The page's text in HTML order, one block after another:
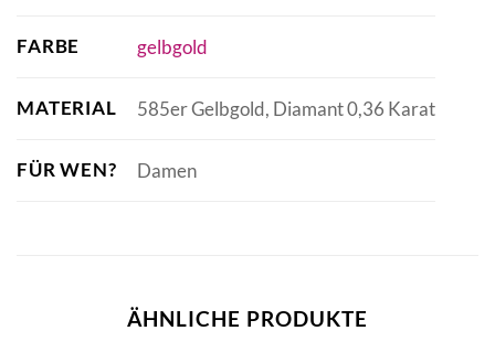
FARBE gelbgold
MATERIAL 585er Gelbgold, Diamant 0,36 Karat
FÜR WEN? Damen
ÄHNLICHE PRODUKTE